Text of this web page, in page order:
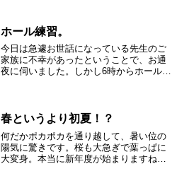
尋」のメドレーでそれぞれの...
ホール練習。
今日は急遽お世話になっている先生のご
家族に不幸があったということで、お通
夜に伺いました。しかし6時からホール練
が、私もこれから先にそ...
春というより初夏！？
何だかポカポカを通り越して、暑い位の
陽気に驚きです。桜も大急ぎで葉っぱに
大変身。本当に新年度が始まりますね